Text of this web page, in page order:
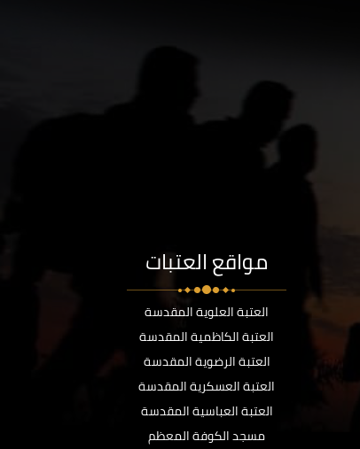
مواقع العتبات
العتبة العلوية المقدسة
العتبة الكاظمية المقدسة
العتبة الرضوية المقدسة
العتبة العسكرية المقدسة
العتبة العباسية المقدسة
مسجد الكوفة المعظم